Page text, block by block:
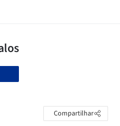
Compartilhar